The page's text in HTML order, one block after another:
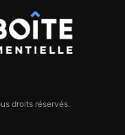
droits réservés.